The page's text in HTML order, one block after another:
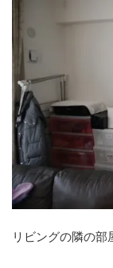
リビングの隣の部